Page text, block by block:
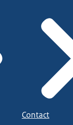
Contact